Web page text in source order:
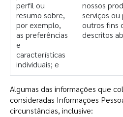
perfil ou
resumo sobre,
por exemplo,
as preferências
e
características
individuais; e
nossos
serviços ou
outros fins
descritos
Algumas das informações que
consideradas Informações
circunstâncias, inclusive: